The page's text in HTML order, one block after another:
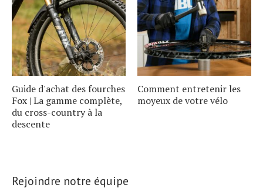
Guide d'achat des fourches
Fox | La gamme complète,
du cross-country à la
descente
Comment entretenir les
moyeux de votre vélo
Rejoindre notre équipe